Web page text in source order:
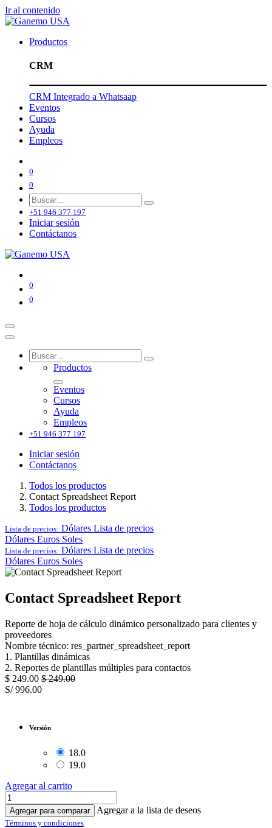
Ir al contenido
Productos
CRM
CRM Integrado a Whatsaap
Eventos
Cursos
Ayuda
Empleos
0
0
+51 946 377 197
Iniciar sesión
Contáctanos
0
0
Productos
Eventos
Cursos
Ayuda
Empleos
+51 946 377 197
Iniciar sesión
Contáctanos
Todos los productos
Contact Spreadsheet Report
Todos los productos
Lista de precios: Dólares Lista de precios
Dólares Euros Soles
Lista de precios: Dólares Lista de precios
Dólares Euros Soles
Contact Spreadsheet Report
Reporte de hoja de cálculo dinámico personalizado para clientes y
proveedores
Nombre técnico: res_partner_spreadsheet_report
1. Plantillas dinámicas
2. Reportes de plantillas múltiples para contactos
$ 249.00 $249.00
S/996.00
Versión
18.0
19.0
Agregar al carrito
Agregar para comparar Agregar a la lista de deseos
Términos y condiciones